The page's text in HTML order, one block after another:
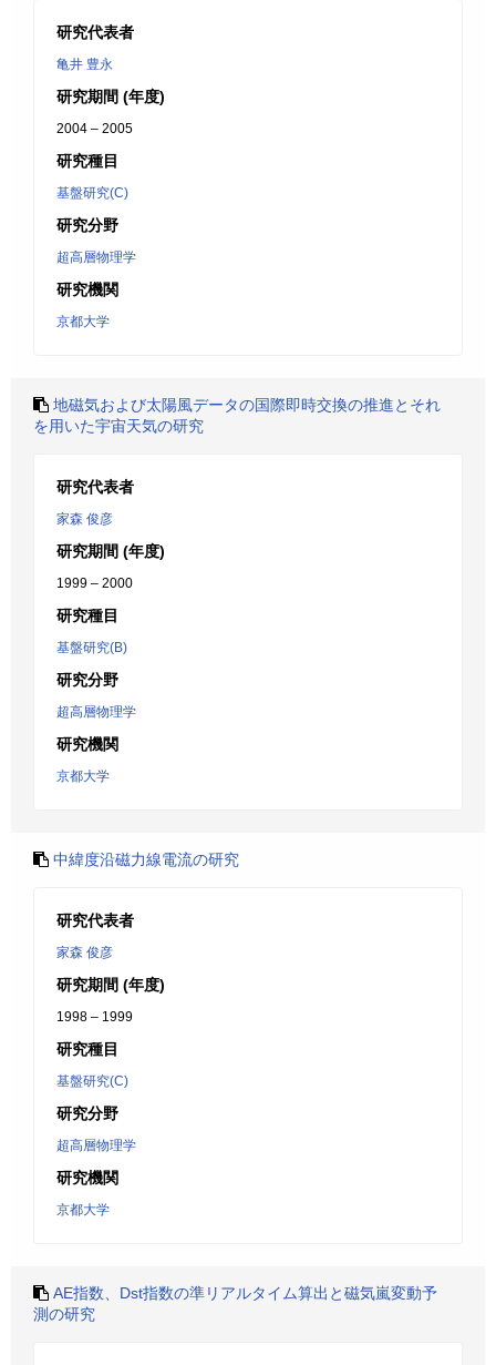
研究代表者
亀井 豊永
研究期間 (年度)
2004 – 2005
研究種目
基盤研究(C)
研究分野
超高層物理学
研究機関
京都大学
地磁気および太陽風データの国際即時交換の推進とそれ
を用いた宇宙天気の研究
研究代表者
家森 俊彦
研究期間 (年度)
1999 – 2000
研究種目
基盤研究(B)
研究分野
超高層物理学
研究機関
京都大学
中緯度沿磁力線電流の研究
研究代表者
家森 俊彦
研究期間 (年度)
1998 – 1999
研究種目
基盤研究(C)
研究分野
超高層物理学
研究機関
京都大学
AE指数、Dst指数の準リアルタイム算出と磁気嵐変動予
測の研究